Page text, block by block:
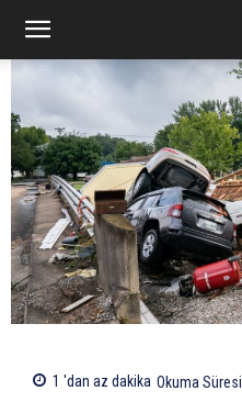
1 'dan az dakika Okuma Süresi